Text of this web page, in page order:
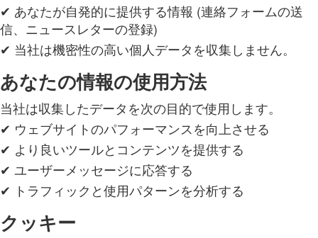
✔ あなたが自発的に提供する情報 (連絡フォームの送
信、ニュースレターの登録)
✔ 当社は機密性の高い個人データを収集しません。
あなたの情報の使用方法
当社は収集したデータを次の目的で使用します。
✔ ウェブサイトのパフォーマンスを向上させる
✔ より良いツールとコンテンツを提供する
✔ ユーザーメッセージに応答する
✔ トラフィックと使用パターンを分析する
クッキー